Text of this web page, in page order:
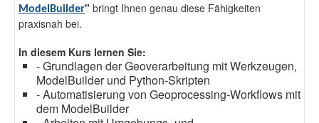
ModelBuilder" bringt Ihnen genau diese Fähigkeiten
praxisnah bei.
In diesem Kurs lernen Sie:
- Grundlagen der Geoverarbeitung mit Werkzeugen,
ModelBuilder und Python-Skripten
- Automatisierung von Geoprocessing-Workflows mit
dem ModelBuilder